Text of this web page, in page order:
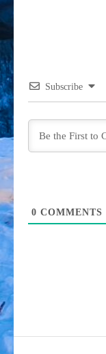
Subscribe
0 COMMENTS